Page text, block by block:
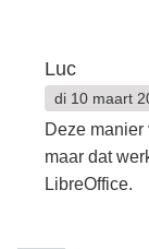
Luc
di 10 maart
Deze
maar dat
LibreOffice.